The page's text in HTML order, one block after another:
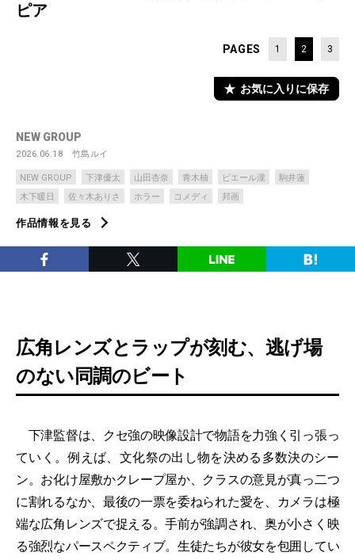
ピア
PAGES 1 2 3
お気に入りに保存
NEW GROUP
2026.06.18 竹島ルイ
NEW GROUP 下津優太 山田杏奈 青木柚 ピエール瀧
駒井蓮
木下暖日
佐々木ありさ ホラー コメディ 邦画
作品情報を見る
広角レンズとラップが刻む、逃げ場
のない同調のビート
下津監督は、クセ強の映像設計で物語を力強く引っ張っ
ていく。例えば、文化祭の出し物を決める多数決のシー
ン。お化け屋敷かクレープ屋か、クラスの意見が真っ二つ
に割れるなか、最後の一票を委ねられた愛を、カメラは極
端な広角レンズで捉える。手前が強調され、奥が小さく映
る強烈なパースペクティブ。生徒たちが彼女を包囲してい